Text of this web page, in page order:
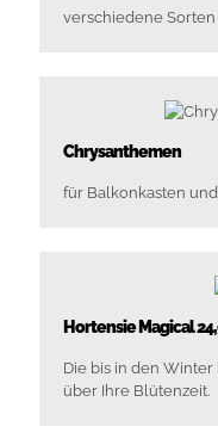
verschiedene
Chrysanthemen
für Balkonkasten
Hortensie Magical
Die bis in den
über Ihre Blütenzeit.